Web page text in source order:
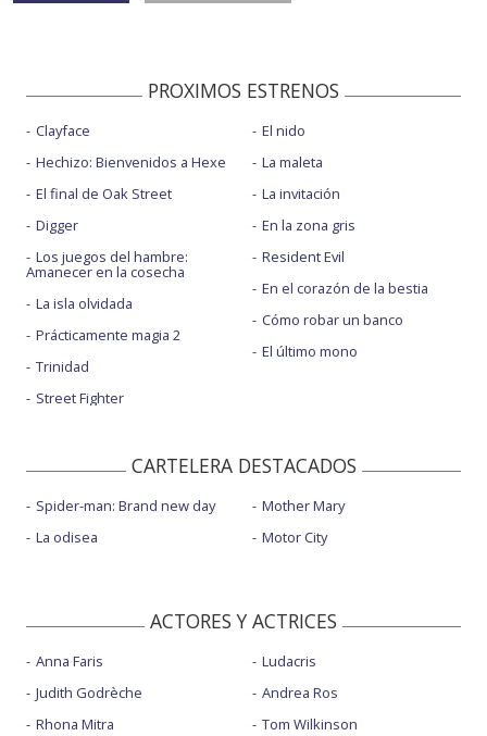
PROXIMOS ESTRENOS
Clayface
Hechizo: Bienvenidos a Hexe
El final de Oak Street
Digger
Los juegos del hambre:
Amanecer en la cosecha
La isla olvidada
Prácticamente magia 2
Trinidad
Street Fighter
El nido
La maleta
La invitación
En la zona gris
Resident Evil
En el corazón de la bestia
Cómo robar un banco
El último mono
CARTELERA DESTACADOS
Spider-man: Brand new day
La odisea
Mother Mary
Motor City
ACTORES Y ACTRICES
Anna Faris
Judith Godrèche
Rhona Mitra
Ludacris
Andrea Ros
Tom Wilkinson